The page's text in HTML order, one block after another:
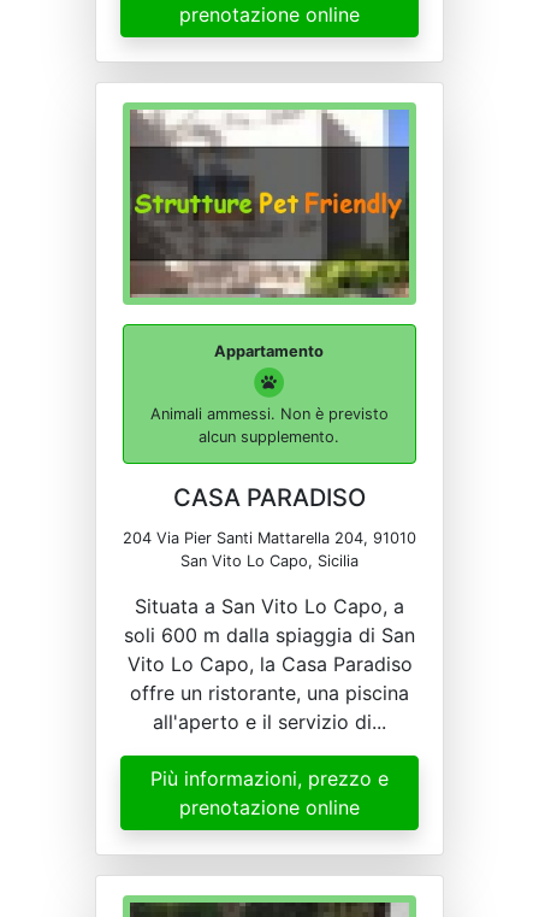
prenotazione online
Appartamento
Animali ammessi. Non è previsto
alcun supplemento.
CASA PARADISO
204 Via Pier Santi Mattarella 204, 91010
San Vito Lo Capo, Sicilia
Situata a San Vito Lo Capo, a
soli 600 m dalla spiaggia di San
Vito Lo Capo, la Casa Paradiso
offre un ristorante, una piscina
all'aperto e il servizio di...
Più informazioni, prezzo e
prenotazione online